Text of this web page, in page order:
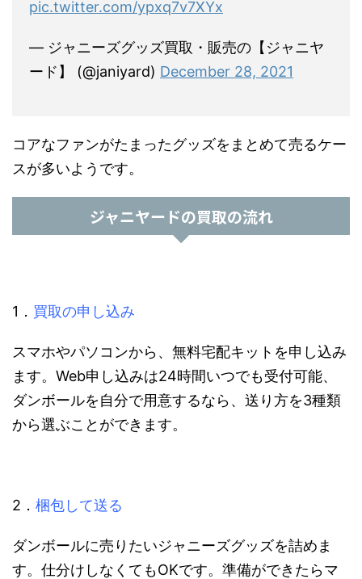
pic.twitter.com/ypxq7v7XYx
— ジャニーズグッズ買取・販売の【ジャニヤ
ード】 (@janiyard) December 28, 2021
コアなファンがたまったグッズをまとめて売るケー
スが多いようです。
ジャニヤードの買取の流れ
1． 買取の申し込み
スマホやパソコンから、無料宅配キットを申し込み
ます。Web申し込みは24時間いつでも受付可能、
ダンボールを自分で用意するなら、送り方を3種類
から選ぶことができます。
2． 梱包して送る
ダンボールに売りたいジャニーズグッズを詰めま
す。仕分けしなくてもOKです。準備ができたらマ